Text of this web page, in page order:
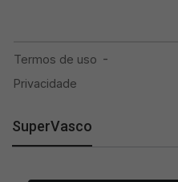
SuperVasco